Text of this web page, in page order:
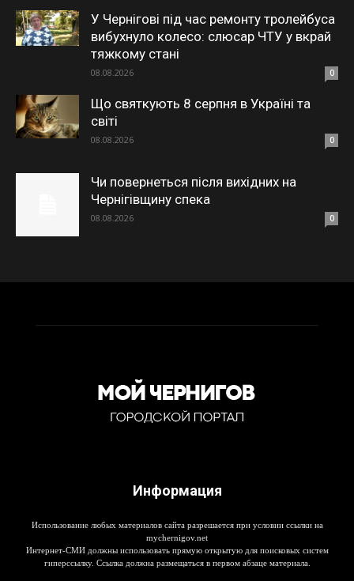
У Чернігові під час ремонту тролейбуса
вибухнуло колесо: слюсар ЧТУ у вкрай
тяжкому стані
08.08.2026 0
Що святкують 8 серпня в Україні та
світі
08.08.2026 0
Чи повернеться після вихідних на
Чернігівщину спека
08.08.2026 0
Информация
Использование любых материалов сайта разрешается при условии ссылки на
mychernigov.net
Интернет-СМИ должны использовать прямую открытую для поисковых систем
гиперссылку. Ссылка должна размещаться в первом абзаце материала.